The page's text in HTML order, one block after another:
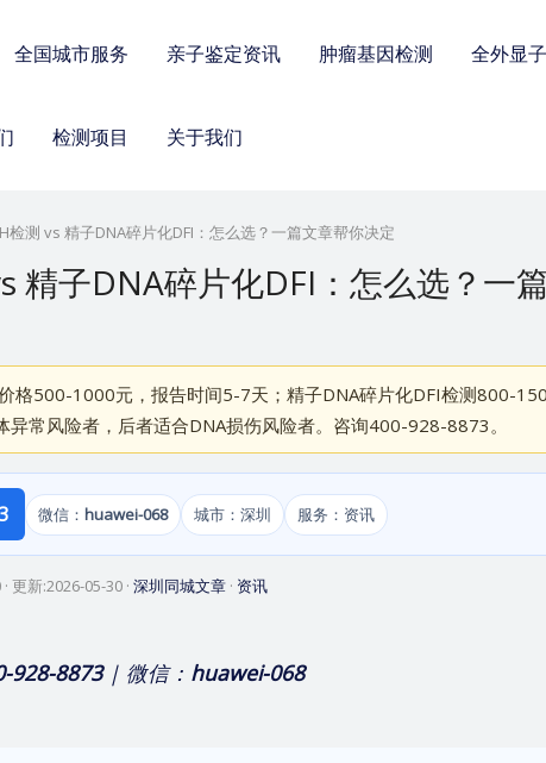
全国城市服务 亲子鉴定资讯 肿瘤基因检测 全外显
检测项目 关于我们
检测 vs 精子DNA碎片化DFI：怎么选？一篇文章帮你决定
精子DNA碎片化DFI：怎么选？一
格500-1000元，报告时间5-7天；精子DNA碎片化DFI检测800-
常风险者，后者适合DNA损伤风险者。咨询400-928-8873。
微信： huawei-068 城市：深圳 服务：资讯
· 更新:2026-05-30 · 深圳同城文章 · 资讯
928-8873| 微信： huawei-068